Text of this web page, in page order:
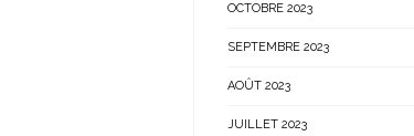
OCTOBRE 2023
SEPTEMBRE 2023
AOÛT 2023
JUILLET 2023